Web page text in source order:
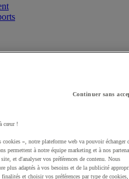
arbitre
Continuer sans
cœur !
», notre plateforme web va pouvoir échanger
permettent à notre équipe marketing et à nos
et d'analyser vos préférences de contenu. Nous
plus adaptés à vos besoins et de la publicité
et choisir vos préférences par type de cookies,